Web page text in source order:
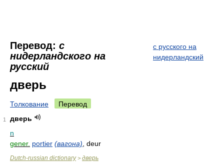
Перевод: с
нидерландского на
русский
с русского на
нидерландский
дверь
Толкование Перевод
1
дверь
n
gener. portier (вагона) , deur
Dutch-russian dictionary> дверь